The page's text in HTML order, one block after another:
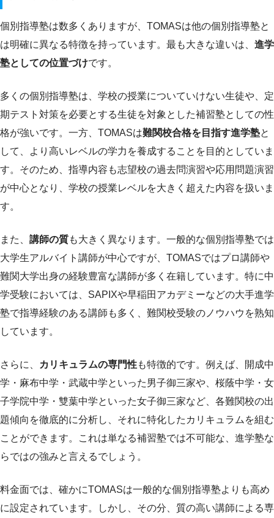
個別指導塾は数多くありますが、TOMASは他の個別指導塾と
は明確に異なる特徴を持っています。最も大きな違いは、 進学
塾としての位置づけです。
多くの個別指導塾は、学校の授業についていけない生徒や、定
期テスト対策を必要とする生徒を対象とした補習塾としての性
格が強いです。一方、TOMASは難関校合格を目指す進学塾と
して、より高いレベルの学力を養成することを目的としていま
す。そのため、指導内容も志望校の過去問演習や応用問題演習
が中心となり、学校の授業レベルを大きく超えた内容を扱いま
す。
また、 講師の質も大きく異なります。一般的な個別指導塾では
大学生アルバイト講師が中心ですが、TOMASではプロ講師や
難関大学出身の経験豊富な講師が多く在籍しています。特に中
学受験においては、SAPIXや早稲田アカデミーなどの大手進学
塾で指導経験のある講師も多く、難関校受験のノウハウを熟知
しています。
さらに、 カリキュラムの専門性も特徴的です。例えば、開成中
学・麻布中学・武蔵中学といった男子御三家や、桜蔭中学・女
子学院中学・雙葉中学といった女子御三家など、各難関校の出
題傾向を徹底的に分析し、それに特化したカリキュラムを組む
ことができます。これは単なる補習塾では不可能な、進学塾な
らではの強みと言えるでしょう。
料金面では、確かにTOMASは一般的な個別指導塾よりも高め
に設定されています。しかし、その分、質の高い講師による専